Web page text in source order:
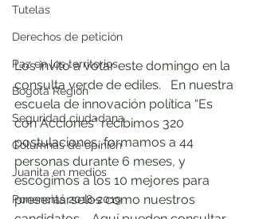
Tutelas
Derechos de petición
Paz en los territorios
Bogotá Región
Seguridad ciudadana
Columnas de opinión
Juanita en medios
Ponencias 2018-2019
Los invito a votar este domingo en la
consulta verde de ediles.   En nuestra
escuela de innovación política “Es
con Acciones” recibimos 320
postulaciones, formamos a 44
personas durante 6 meses, y
escogimos a los 10 mejores para
presentárselos como nuestros